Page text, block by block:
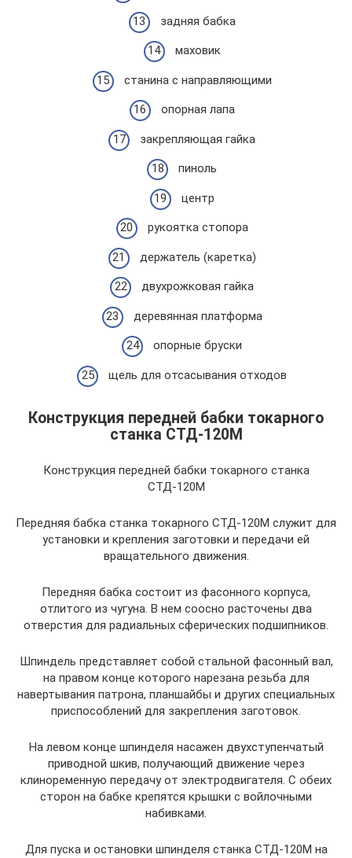
задняя бабка
маховик
станина с направляющими
опорная лапа
закрепляющая гайка
пиноль
центр
рукоятка стопора
держатель (каретка)
двухрожковая гайка
деревянная платформа
опорные бруски
щель для отсасывания отходов
Конструкция передней бабки токарного
станка СТД-120М
Конструкция передней бабки токарного станка
СТД-120М
Передняя бабка станка токарного СТД-120М служит для
установки и крепления заготовки и передачи ей
вращательного движения.
Передняя бабка состоит из фасонного корпуса,
отлитого из чугуна. В нем соосно расточены два
отверстия для радиальных сферических подшипников.
Шпиндель представляет собой стальной фасонный вал,
на правом конце которого нарезана резьба для
навертывания патрона, планшайбы и других специальных
приспособлений для закрепления заготовок.
На левом конце шпинделя насажен двухступенчатый
приводной шкив, получающий движение через
клиноременную передачу от электродвигателя. С обеих
сторон на бабке крепятся крышки с войлочными
набивками.
Для пуска и остановки шпинделя станка СТД-120М на